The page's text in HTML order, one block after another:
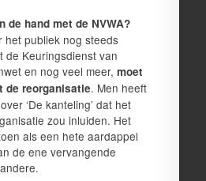
de hand met de NVWA?
het publiek nog steeds
de Keuringsdienst van
en nog veel meer, moet
de reorganisatie. Men heeft
‘De kanteling’ dat het
zou inluiden. Het
als een hete aardappel
de ene vervangende